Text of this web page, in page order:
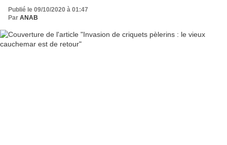
Publié le 09/10/2020 à 01:47
Par ANAB